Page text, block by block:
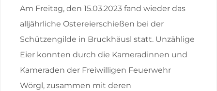
Am Freitag, den 15.03.2023 fand wieder das
alljährliche Ostereierschießen bei der
Schützengilde in Bruckhäusl statt. Unzählige
Eier konnten durch die Kameradinnen und
Kameraden der Freiwilligen Feuerwehr
Wörgl, zusammen mit deren